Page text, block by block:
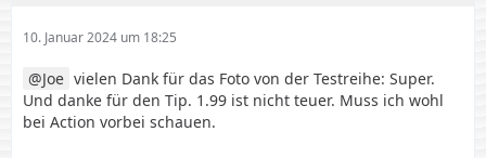
10. Januar 2024 um 18:25
Joe vielen Dank für das Foto von der Testreihe: Super.
Und danke für den Tip. 1.99 ist nicht teuer. Muss ich wohl
bei Action vorbei schauen.